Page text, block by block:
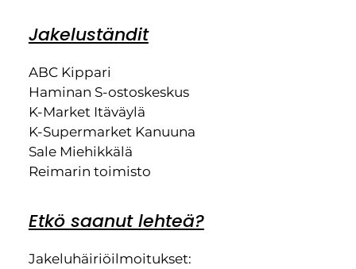
Jakeluständit
ABC Kippari
Haminan S-ostoskeskus
K-Market Itäväylä
K-Supermarket Kanuuna
Sale Miehikkälä
Reimarin toimisto
Etkö saanut lehteä?
Jakeluhäiriöilmoitukset: